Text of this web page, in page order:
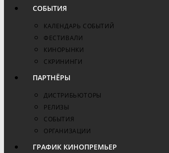
СОБЫТИЯ
КАЛЕНДАРЬ СОБЫТИЙ
ФЕСТИВАЛИ
КИНОРЫНКИ
СКРИНИНГИ
ПАРТНЁРЫ
ДИСТРИБЬЮТОРЫ
РЕЛИЗЫ
СОБЫТИЯ
ОРГАНИЗАЦИИ
ГРАФИК КИНОПРЕМЬЕР